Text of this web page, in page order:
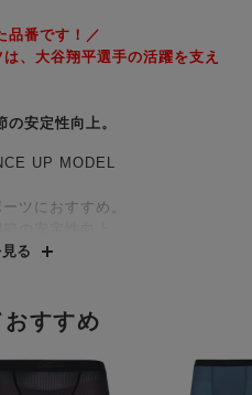
品番です！／
、大谷翔平選手の活躍を支え
安定性向上。
UP MODEL
ツにおすすめ。
かでソフトな風合いの「Flex
る
すすめ